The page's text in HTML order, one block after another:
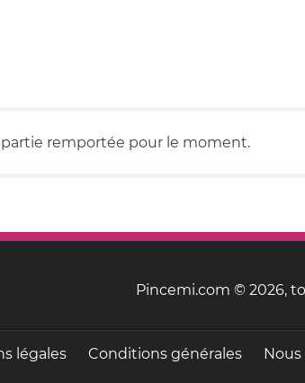
remportée pour le moment.
Pincemi.com © 2026,
légales Conditions générales